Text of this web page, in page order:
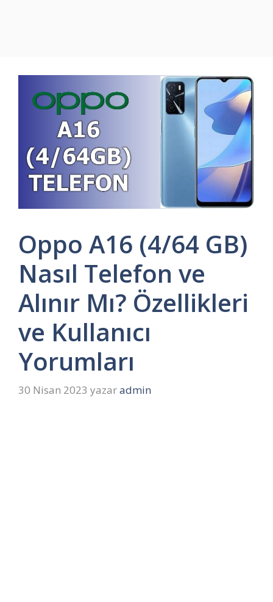
Oppo A16 (4/64 GB)
Nasıl Telefon ve
Alınır Mı? Özellikleri
ve Kullanıcı
Yorumları
30 Nisan 2023 yazaradmin